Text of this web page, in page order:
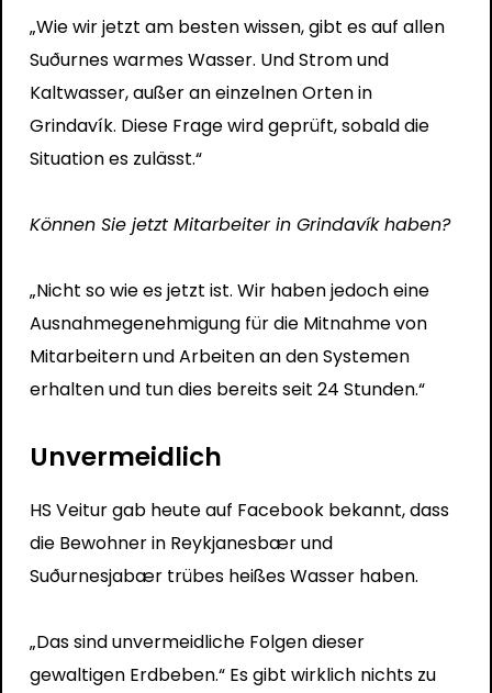
„Wie wir jetzt am besten wissen, gibt es auf allen
Suðurnes warmes Wasser. Und Strom und
Kaltwasser, außer an einzelnen Orten in
Grindavík. Diese Frage wird geprüft, sobald die
Situation es zulässt.“
Können Sie jetzt Mitarbeiter in Grindavík haben?
„Nicht so wie es jetzt ist. Wir haben jedoch eine
Ausnahmegenehmigung für die Mitnahme von
Mitarbeitern und Arbeiten an den Systemen
erhalten und tun dies bereits seit 24 Stunden.“
Unvermeidlich
HS Veitur gab heute auf Facebook bekannt, dass
die Bewohner in Reykjanesbær und
Suðurnesjabær trübes heißes Wasser haben.
„Das sind unvermeidliche Folgen dieser
gewaltigen Erdbeben.“ Es gibt wirklich nichts zu